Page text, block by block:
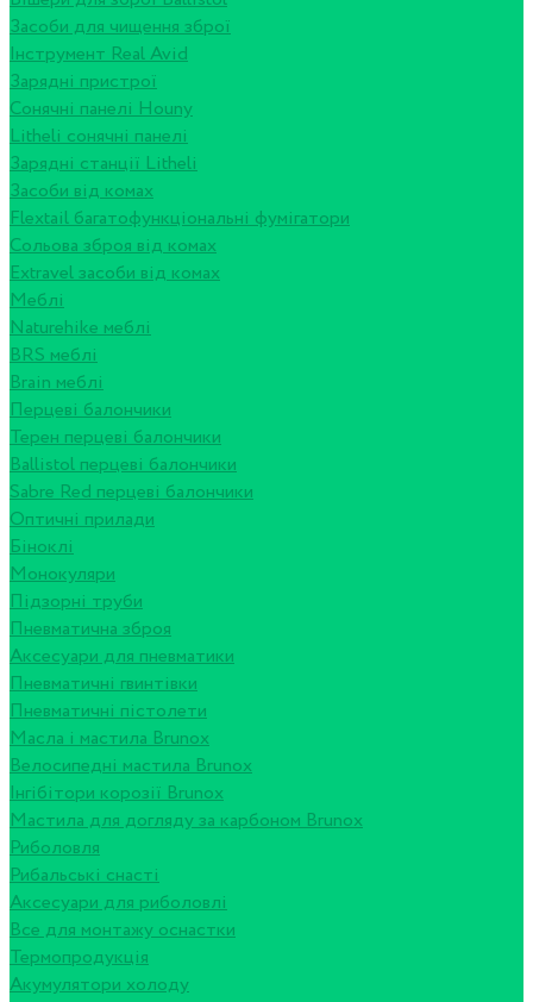
Засоби для чищення зброї
Інструмент Real Avid
Зарядні пристрої
Сонячні панелі Houny
Litheli сонячні панелі
Зарядні станції Litheli
Засоби від комах
Flextail багатофункціональні фумігатори
Сольова зброя від комах
Extravel засоби від комах
Меблі
Naturehike меблі
BRS меблі
Brain меблі
Перцеві балончики
Терен перцеві балончики
Ballistol перцеві балончики
Sabre Red перцеві балончики
Оптичні прилади
Біноклі
Монокуляри
Підзорні труби
Пневматична зброя
Аксесуари для пневматики
Пневматичні гвинтівки
Пневматичні пістолети
Масла і мастила Brunox
Велосипедні мастила Brunox
Інгібітори корозії Brunox
Мастила для догляду за карбоном Brunox
Риболовля
Рибальські снасті
Аксесуари для риболовлі
Все для монтажу оснастки
Термопродукція
Акумулятори холоду